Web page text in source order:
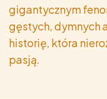
gigantycznym
gęstych, dymnych
historię, która
pasją.